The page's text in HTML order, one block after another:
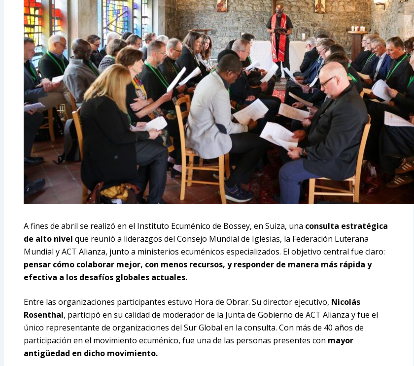
A fines de abril se realizó en el Instituto Ecuménico de Bossey, en Suiza, una consulta estratégica
de alto nivel que reunió a liderazgos del Consejo Mundial de Iglesias, la Federación Luterana
Mundial y ACT Alianza, junto a ministerios ecuménicos especializados. El objetivo central fue claro:
pensar cómo colaborar mejor, con menos recursos, y responder de manera más rápida y
efectiva a los desafíos globales actuales.
Entre las organizaciones participantes estuvo Hora de Obrar. Su director ejecutivo, Nicolás
Rosenthal, participó en su calidad de moderador de la Junta de Gobierno de ACT Alianza y fue el
único representante de organizaciones del Sur Global en la consulta. Con más de 40 años de
participación en el movimiento ecuménico, fue una de las personas presentes con mayor
antigüedad en dicho movimiento.